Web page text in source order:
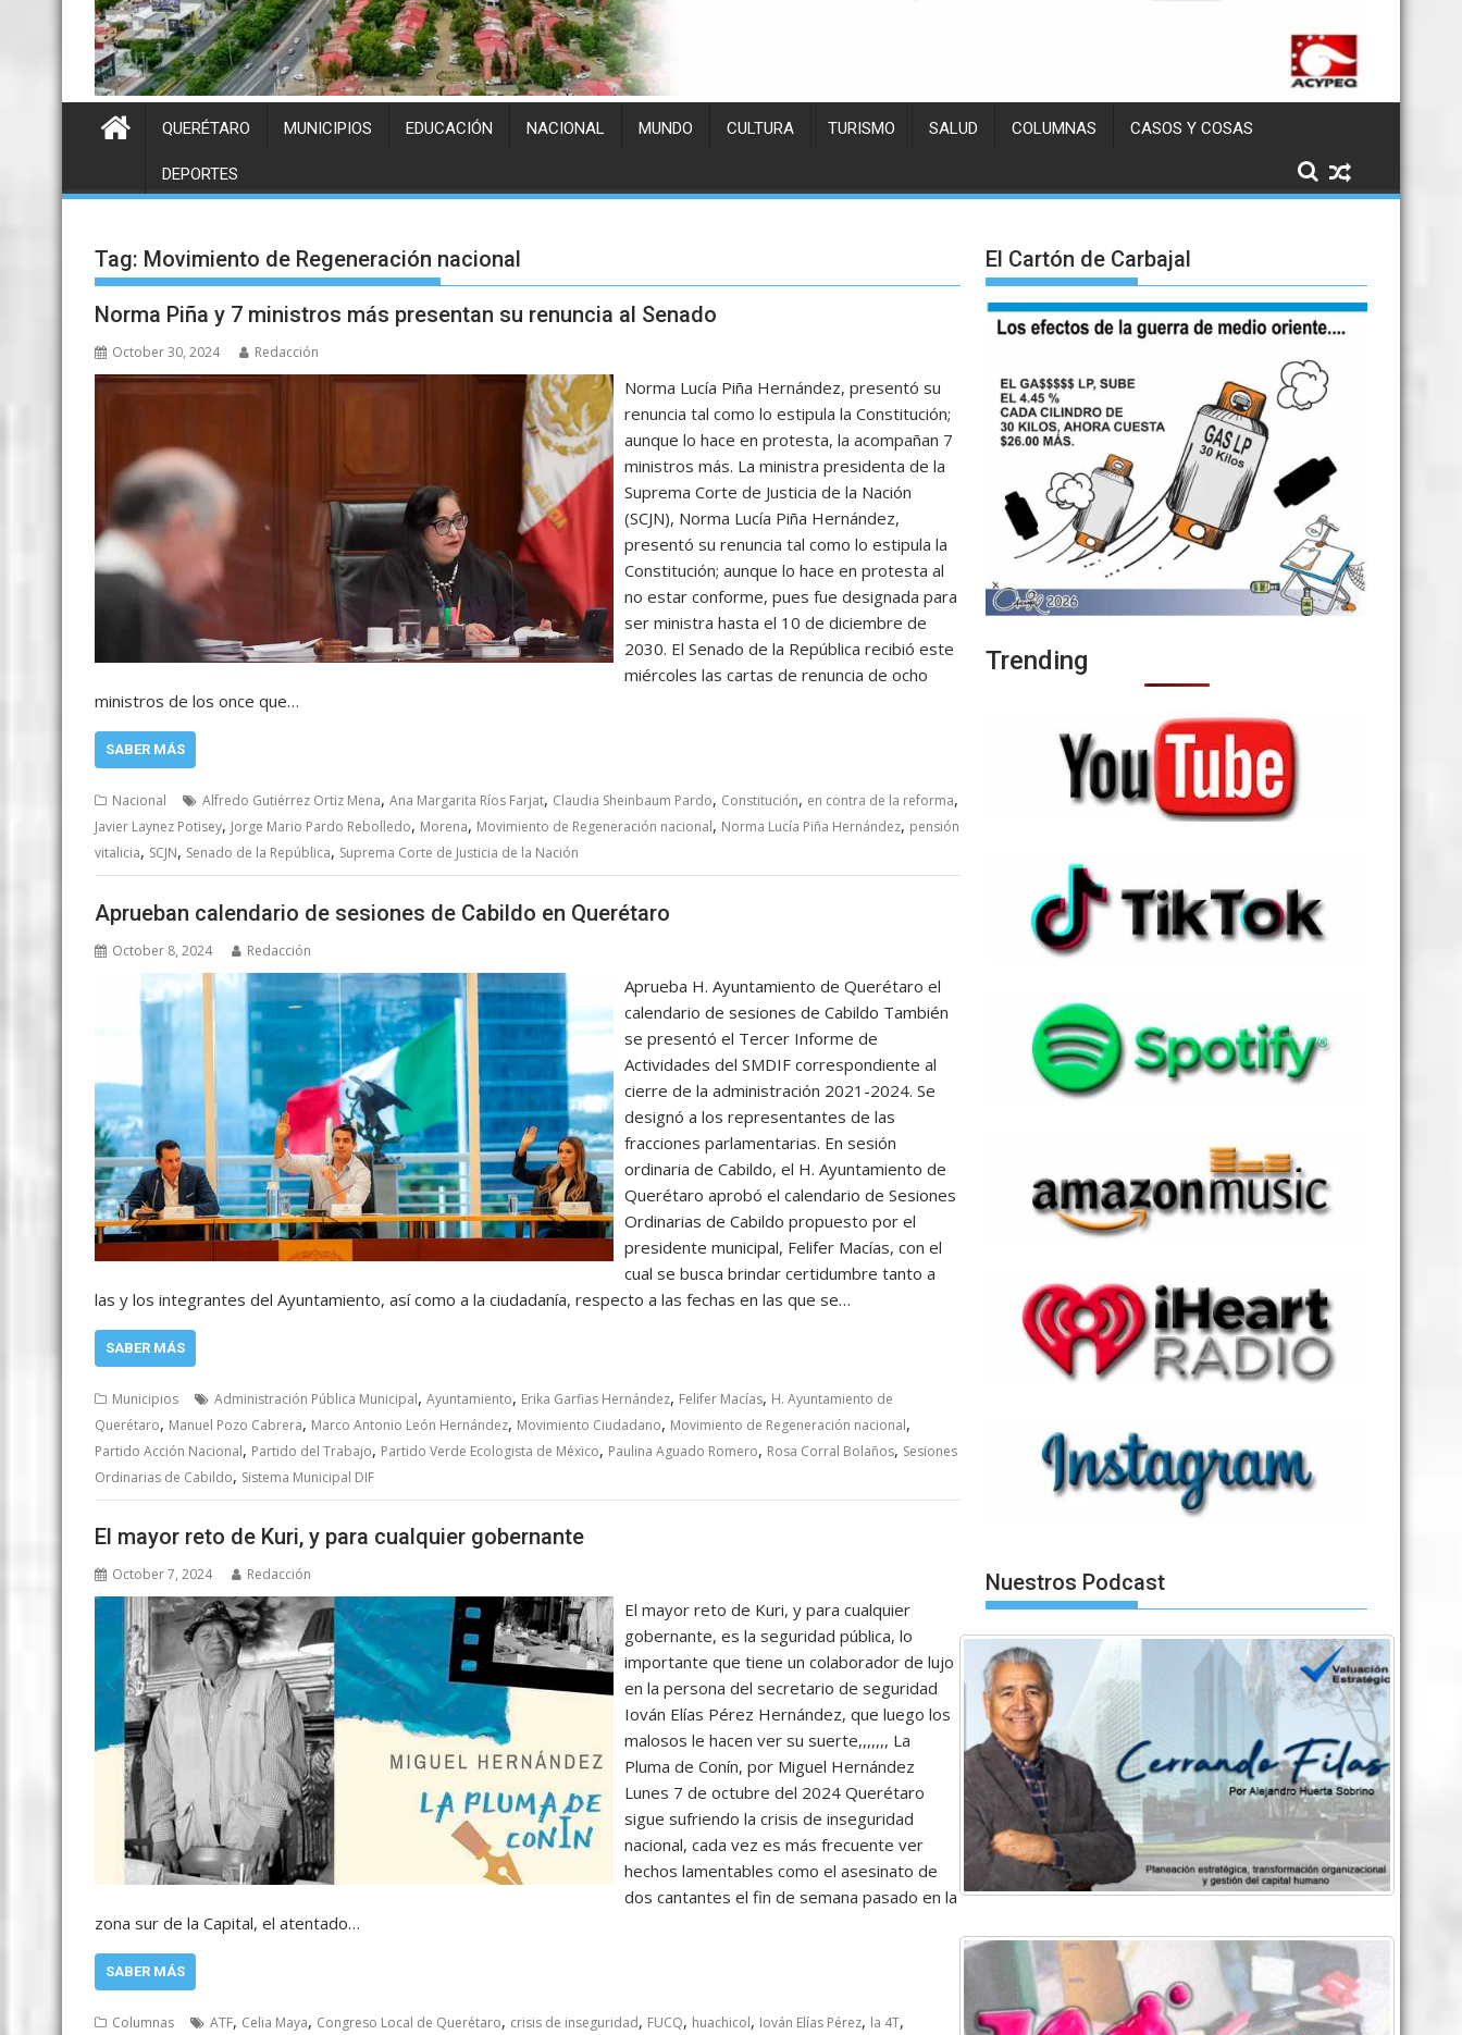
QUERÉTARO MUNICIPIOS EDUCACIÓN NACIONAL MUNDO CULTURA TURISMO SALUD COLUMNAS CASOS Y COSAS
DEPORTES
Tag: Movimiento de Regeneración nacional
Norma Piña y 7 ministros más presentan su renuncia al Senado
October 30, 2024 Redacción
Norma Lucía Piña Hernández, presentó su
renuncia tal como lo estipula la Constitución;
aunque lo hace en protesta, la acompañan 7
ministros más. La ministra presidenta de la
Suprema Corte de Justicia de la Nación
(SCJN), Norma Lucía Piña Hernández,
presentó su renuncia tal como lo estipula la
Constitución; aunque lo hace en protesta al
no estar conforme, pues fue designada para
ser ministra hasta el 10 de diciembre de
2030. El Senado de la República recibió este
miércoles las cartas de renuncia de ocho
ministros de los once que…
SABER MÁS
Nacional Alfredo Gutiérrez Ortiz Mena, Ana Margarita Ríos Farjat, Claudia Sheinbaum Pardo, Constitución, en contra de la reforma,
Javier Laynez Potisey, Jorge Mario Pardo Rebolledo, Morena, Movimiento de Regeneración nacional, Norma Lucía Piña Hernández, pensión
vitalicia, SCJN, Senado de la República, Suprema Corte de Justicia de la Nación
Aprueban calendario de sesiones de Cabildo en Querétaro
October 8, 2024 Redacción
Aprueba H. Ayuntamiento de Querétaro el
calendario de sesiones de Cabildo También
se presentó el Tercer Informe de
Actividades del SMDIF correspondiente al
cierre de la administración 2021-2024. Se
designó a los representantes de las
fracciones parlamentarias. En sesión
ordinaria de Cabildo, el H. Ayuntamiento de
Querétaro aprobó el calendario de Sesiones
Ordinarias de Cabildo propuesto por el
presidente municipal, Felifer Macías, con el
cual se busca brindar certidumbre tanto a
las y los integrantes del Ayuntamiento, así como a la ciudadanía, respecto a las fechas en las que se…
SABER MÁS
Municipios Administración Pública Municipal, Ayuntamiento, Erika Garfias Hernández, Felifer Macías, H. Ayuntamiento de
Querétaro, Manuel Pozo Cabrera, Marco Antonio León Hernández, Movimiento Ciudadano, Movimiento de Regeneración nacional,
Partido Acción Nacional, Partido del Trabajo, Partido Verde Ecologista de México, Paulina Aguado Romero, Rosa Corral Bolaños, Sesiones
Ordinarias de Cabildo, Sistema Municipal DIF
El mayor reto de Kuri, y para cualquier gobernante
October 7, 2024 Redacción
El mayor reto de Kuri, y para cualquier
gobernante, es la seguridad pública, lo
importante que tiene un colaborador de lujo
en la persona del secretario de seguridad
Iován Elías Pérez Hernández, que luego los
malosos le hacen ver su suerte,,,,,,, La
Pluma de Conín, por Miguel Hernández
Lunes 7 de octubre del 2024 Querétaro
sigue sufriendo la crisis de inseguridad
nacional, cada vez es más frecuente ver
hechos lamentables como el asesinato de
dos cantantes el fin de semana pasado en la
zona sur de la Capital, el atentado…
SABER MÁS
Columnas ATF, Celia Maya, Congreso Local de Querétaro, crisis de inseguridad, FUCQ, huachicol, Iován Elías Pérez, la 4T,
El Cartón de Carbajal
Trending
Nuestros Podcast